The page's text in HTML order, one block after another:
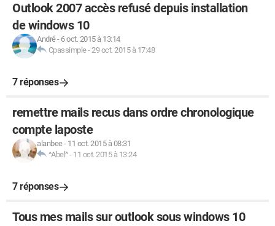
Outlook 2007 accès refusé depuis installation
de windows 10
André- 6 oct. 2015 à 13:14
Cpassimple-29 oct. 2015 à 17:48
7 réponses
remettre mails recus dans ordre chronologique
compte laposte
alanbee- 11 oct. 2015 à 08:31
^Abel^- 11 oct. 2015 à 13:24
7 réponses
Tous mes mails sur outlook sous windows 10